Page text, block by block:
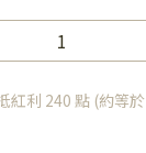
紅利 240 點 (約等於